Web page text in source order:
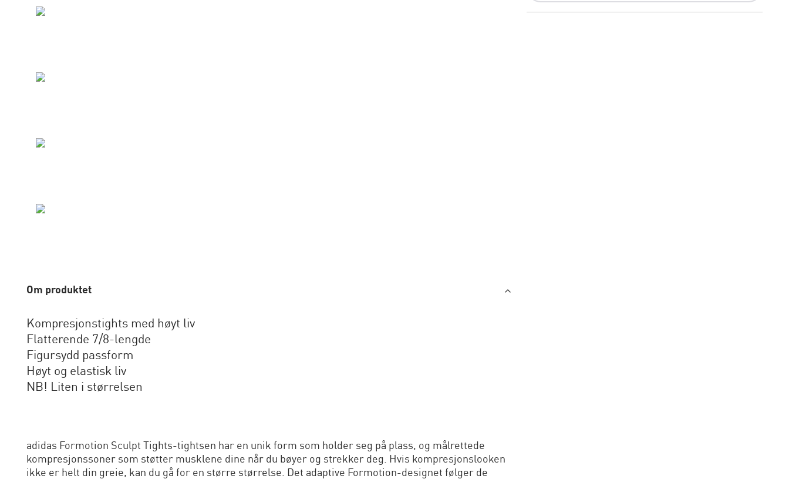
Om produktet
Kompresjonstights med høyt liv
Flatterende 7/8-lengde
Figursydd passform
Høyt og elastisk liv
NB! Liten i størrelsen
adidas Formotion Sculpt Tights-tightsen har en unik form som holder seg på plass, og målrettede
kompresjonssoner som støtter musklene dine når du bøyer og strekker deg. Hvis kompresjonslooken
ikke er helt din greie, kan du gå for en større størrelse. Det adaptive Formotion-designet følger de